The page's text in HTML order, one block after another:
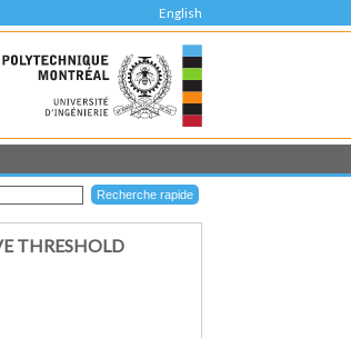
English
THRESHOLD